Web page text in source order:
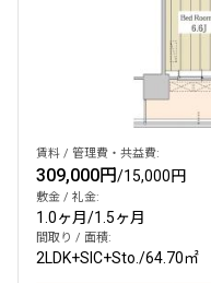
当社限定物件
専任物件
三井の賃貸物件
申込無し物件のみ表示
ペット可・相談
楽器可・相談
賃料 / 管理費・共益費:
309,000円/15,000円
敷金 / 礼金:
1.0ヶ月/1.5ヶ月
間取り / 面積:
2LDK+SIC+Sto./64.70㎡